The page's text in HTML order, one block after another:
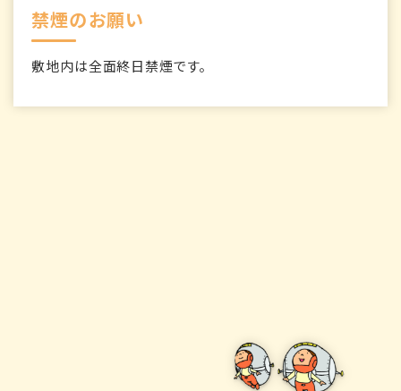
禁煙のお願い
敷地内は全面終日禁煙です。